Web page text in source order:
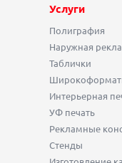
Услуги
Полиграфия
Наружная
Таблички
Интерьерная
УФ печать
Рекламные
Стенды